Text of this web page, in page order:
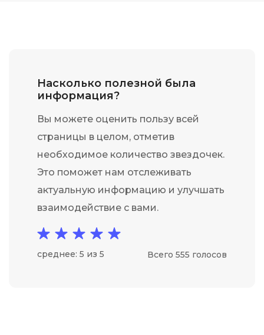
Насколько полезной была
информация?
Вы можете оценить пользу всей
страницы в целом, отметив
необходимое количество звездочек.
Это поможет нам отслеживать
актуальную информацию и улучшать
взаимодействие с вами.
среднее: 5 из 5 Всего 555 голосов